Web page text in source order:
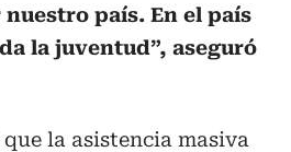
país. En el país
la juventud”, aseguró
la asistencia masiva